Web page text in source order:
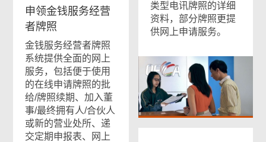
类型电讯牌照的详细
资料，部分牌照更提
供网上申请服务。
申领金钱服务经营
者牌照
金钱服务经营者牌照
系统提供全面的网上
服务，包括便于使用
的在线申请牌照的批
给/牌照续期、加入董
事/最终拥有人/合伙人
或新的营业处所、递
交定期申报表、网上